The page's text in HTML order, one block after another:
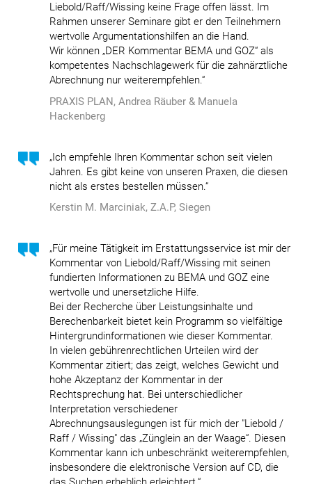
Liebold/Raff/Wissing keine Frage offen lässt. Im
Rahmen unserer Seminare gibt er den Teilnehmern
wertvolle Argumentationshilfen an die Hand.
Wir können „DER Kommentar BEMA und GOZ“ als
kompetentes Nachschlagewerk für die zahnärztliche
Abrechnung nur weiterempfehlen.“
PRAXIS PLAN, Andrea Räuber & Manuela
Hackenberg
„Ich empfehle Ihren Kommentar schon seit vielen
Jahren. Es gibt keine von unseren Praxen, die diesen
nicht als erstes bestellen müssen.“
Kerstin M. Marciniak, Z.A.P, Siegen
„Für meine Tätigkeit im Erstattungsservice ist mir der
Kommentar von Liebold/Raff/Wissing mit seinen
fundierten Informationen zu BEMA und GOZ eine
wertvolle und unersetzliche Hilfe.
Bei der Recherche über Leistungsinhalte und
Berechenbarkeit bietet kein Programm so vielfältige
Hintergrundinformationen wie dieser Kommentar.
In vielen gebührenrechtlichen Urteilen wird der
Kommentar zitiert; das zeigt, welches Gewicht und
hohe Akzeptanz der Kommentar in der
Rechtsprechung hat. Bei unterschiedlicher
Interpretation verschiedener
Abrechnungsauslegungen ist für mich der "Liebold /
Raff / Wissing" das „Zünglein an der Waage“. Diesen
Kommentar kann ich unbeschränkt weiterempfehlen,
insbesondere die elektronische Version auf CD, die